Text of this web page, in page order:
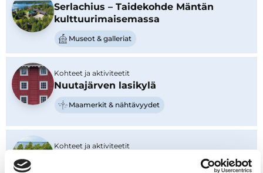
Serlachius – Taidekohde Mäntän
kulttuurimaisemassa
Museot & galleriat
Kohteet ja aktiviteetit
Nuutajärven lasikylä
Maamerkit & nähtävyydet
Kohteet ja aktiviteetit